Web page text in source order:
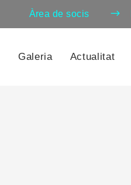
Àrea de socis
Galeria Actualitat